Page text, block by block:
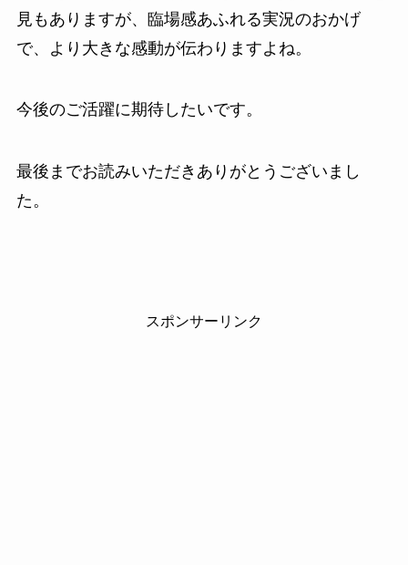
見もありますが、臨場感あふれる実況のおかげ
で、より大きな感動が伝わりますよね。
今後のご活躍に期待したいです。
最後までお読みいただきありがとうございまし
た。
スポンサーリンク